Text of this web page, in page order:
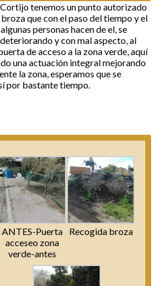
Cortijo tenemos un punto autorizado
que con el paso del tiempo y el
personas hacen de el, se
y con mal aspecto, al
de acceso a la zona verde, aquí
una actuación integral mejorando
la zona, esperamos que se
por bastante tiempo.
ANTES-Puerta
acceseo zona
verde-antes
Recogida broza